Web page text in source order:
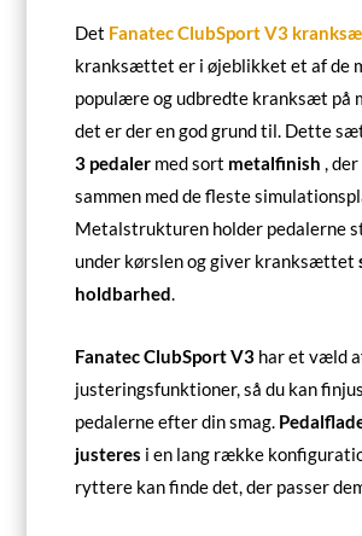
Det Fanatec ClubSport V3
kranksættet er i øjeblikket et af de
populære og udbredte kranksæt på
det er der en god grund til. Dette
3 pedaler med sort metalfinish,
sammen med de fleste
Metalstrukturen holder pedalerne
under kørslen og giver kranksættet
holdbarhed.
Fanatec ClubSport V3 har et væld
justeringsfunktioner, så du kan
pedalerne efter din smag.
justeres i en lang række
ryttere kan finde det, der passer